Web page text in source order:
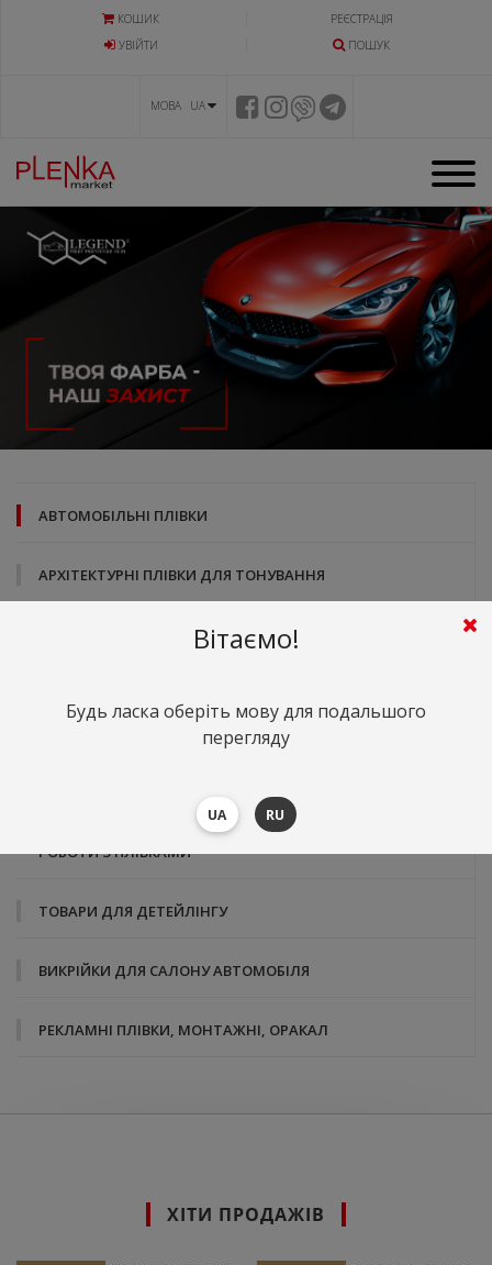
КОШИК
РЕЄСТРАЦІЯ
УВIЙТИ
ПОШУК
МОВА UA
АВТОМОБІЛЬНІ ПЛІВКИ
АРХІТЕКТУРНІ ПЛІВКИ ДЛЯ ТОНУВАННЯ
ЗАХИСНЕ СКЛО ДЛЯ МОНІТОРІВ АВТОМОБІЛІВ
(СУБЛІМАЦІЯ)
ІНСТРУМЕНТ, ХІМІЯ ТА ДОДАТКОВІ ТОВАРИ ДЛЯ
РОБОТИ З ПЛІВКАМИ
ТОВАРИ ДЛЯ ДЕТЕЙЛІНГУ
ВИКРІЙКИ ДЛЯ САЛОНУ АВТОМОБІЛЯ
РЕКЛАМНІ ПЛІВКИ, МОНТАЖНІ, ОРАКАЛ
ХІТИ ПРОДАЖІВ
Вітаємо!
Будь ласка оберіть мову для подальшого
перегляду
UA RU